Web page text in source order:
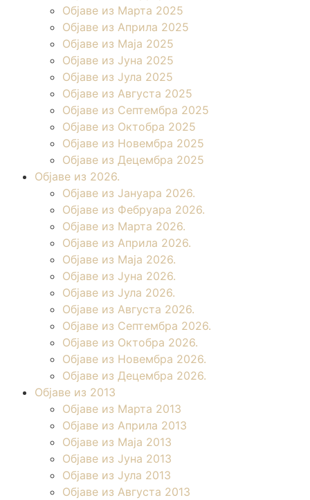
Објаве из Марта 2025
Објаве из Априла 2025
Објаве из Маја 2025
Објаве из Јуна 2025
Објаве из Јула 2025
Објаве из Августа 2025
Објаве из Септембра 2025
Објаве из Октобра 2025
Објаве из Новембра 2025
Објаве из Децембра 2025
Објаве из 2026.
Објаве из Јануара 2026.
Објаве из Фебруара 2026.
Објаве из Марта 2026.
Објаве из Априла 2026.
Објаве из Маја 2026.
Објаве из Јуна 2026.
Објаве из Јула 2026.
Објаве из Августа 2026.
Објаве из Септембра 2026.
Објаве из Октобра 2026.
Објаве из Новембра 2026.
Објаве из Децембра 2026.
Објаве из 2013
Објаве из Марта 2013
Објаве из Априла 2013
Објаве из Маја 2013
Објаве из Јунa 2013
Објаве из Јула 2013
Објаве из Августа 2013